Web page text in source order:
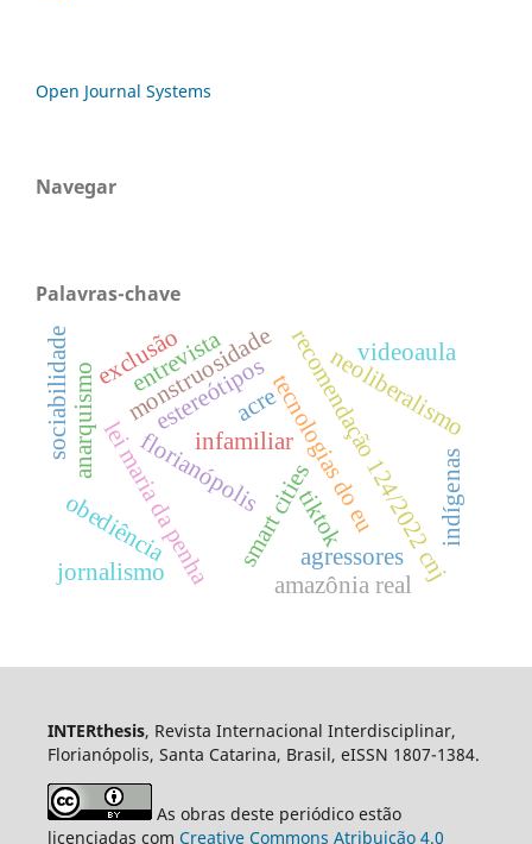
Open Journal Systems
Navegar
Palavras-chave
tecnologias do eu
estereótipos
monstruosidade
lei maria da penha recomendação 124/2022 cnj
agressores
smart cities
neoliberalismo
florianópolis
obediência
anarquismo
jornalismo
indígenas
acre
amazônia real
entrevista
sociabilidade exclusão
infamiliar
videoaula
tiktok
INTERthesis, Revista Internacional Interdisciplinar,
Florianópolis, Santa Catarina, Brasil, eISSN 1807-1384.
As obras deste periódico estão
licenciadas com Creative Commons Atribuição 4.0